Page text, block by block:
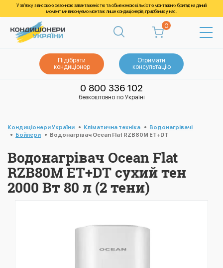
У зв’язку з високою сезонною завантаженістю та обмеженою кількістю монтажних бригад на даний
момент ми виконуємо монтаж лише кондиціонерів, придбаних у нас.
0
Підібрати
кондиціонер
Отримати
консультацію
0 800 336 102
безкоштовно по Україні
Кондиціонери України Кліматична техніка
Водонагрівачі
Бойлери
Водонагрівач Ocean Flat RZB80M ET+DT
Водонагрівач Ocean Flat
RZB80M ET+DT сухий тен
2000 Вт 80 л (2 тени)